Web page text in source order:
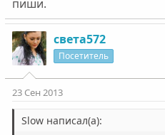
пиши.
света572
Посетитель
23 Сен 2013
Slow написал(а):